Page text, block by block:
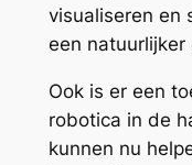
visualiseren en
een
Ook is er een
robotica in de
kunnen nu